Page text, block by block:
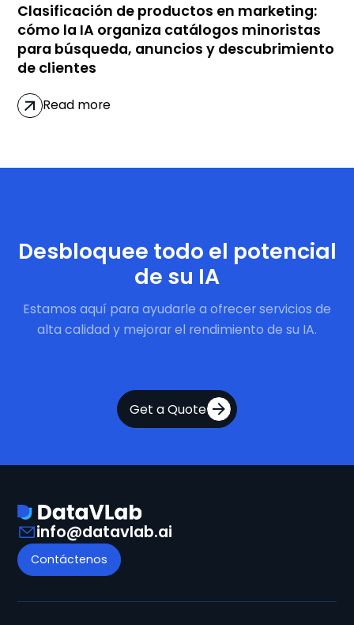
Clasificación de productos en marketing:
cómo la IA organiza catálogos minoristas
para búsqueda, anuncios y descubrimiento
de clientes
Read more
Desbloquee todo el potencial
de su IA
Estamos aquí para ayudarle a ofrecer servicios de
alta calidad y mejorar el rendimiento de su IA.
Get a Quote
info@datavlab.ai
Contáctenos